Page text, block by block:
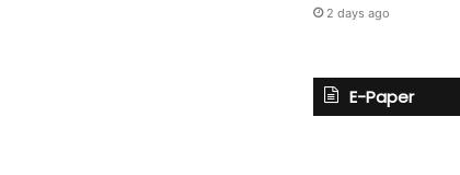
2 days ago
E-Paper